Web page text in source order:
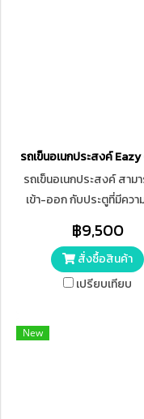
รถเข็นอเนกประสงค์
รถเข็นอเนกประสงค์ สาม
เข้า-ออก กับประตูที่มีควา
สุขภัณฑ์ที่มีความกว้างไม่เ
ซม.
฿9,500
สั่งซื้อสินค้า
เปรียบเทียบ
New